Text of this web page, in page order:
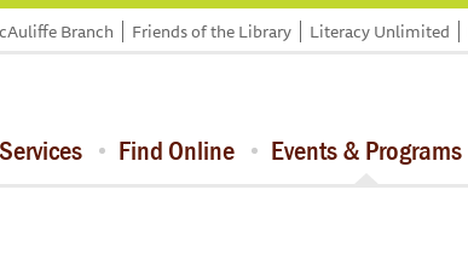
Branch Friends of the Library Literacy Unlimited
Services Find Online Events & Programs